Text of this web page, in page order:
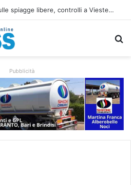
Ombrelloni lasciati sulle spiagge libere, controlli a Vieste e Peschici: liberati oltre 5mila metri quadrati
Pubblicità